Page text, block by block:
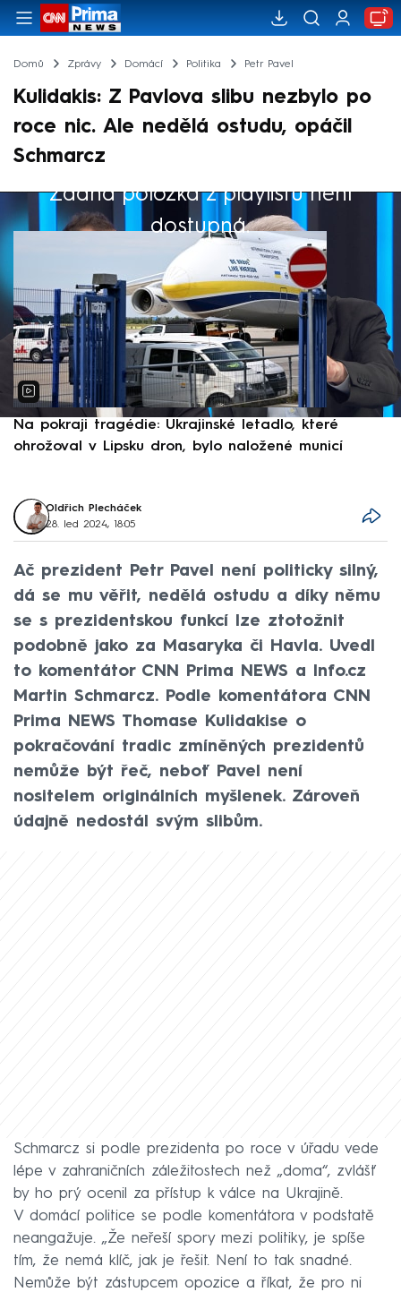
Domů Zprávy Domácí Politika Petr Pavel
Kulidakis: Z Pavlova slibu nezbylo po
roce nic. Ale nedělá ostudu, opáčil
Schmarcz
Žádná položka z playlistu není
dostupná.
Výběr redakce
Na pokraji tragédie: Ukrajinské letadlo, které
ohrožoval v Lipsku dron, bylo naložené municí
Oldřich Plecháček
28. led 2024, 18:05
Ač prezident Petr Pavel není politicky silný,
dá se mu věřit, nedělá ostudu a díky němu
se s prezidentskou funkcí lze ztotožnit
podobně jako za Masaryka či Havla. Uvedl
to komentátor CNN Prima NEWS a Info.cz
Martin Schmarcz. Podle komentátora CNN
Prima NEWS Thomase Kulidakise o
pokračování tradic zmíněných prezidentů
nemůže být řeč, neboť Pavel není
nositelem originálních myšlenek. Zároveň
údajně nedostál svým slibům.
Schmarcz si podle prezidenta po roce v úřadu vede
lépe v zahraničních záležitostech než „doma“, zvlášť
by ho prý ocenil za přístup k válce na Ukrajině.
V domácí politice se podle komentátora v podstatě
neangažuje. „Že neřeší spory mezi politiky, je spíše
tím, že nemá klíč, jak je řešit. Není to tak snadné.
Nemůže být zástupcem opozice a říkat, že pro ni